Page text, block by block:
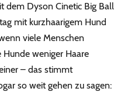
dem Dyson Cinetic Big Ball
mit kurzhaarigem Hund
viele Menschen
Hunde weniger Haare
– das stimmt
so weit gehen zu sagen: